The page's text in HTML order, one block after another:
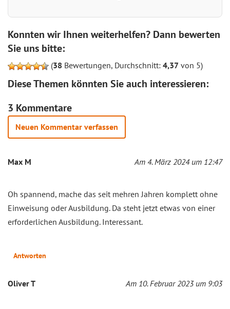
Konnten wir Ihnen weiterhelfen? Dann bewerten
Sie uns bitte:
(38 Bewertungen, Durchschnitt: 4,37 von 5)
Diese Themen könnten Sie auch interessieren:
3 Kommentare
Neuen Kommentar verfassen
Max M Am 4. März 2024 um 12:47
Oh spannend, mache das seit mehren Jahren komplett ohne
Einweisung oder Ausbildung. Da steht jetzt etwas von einer
erforderlichen Ausbildung. Interessant.
Antworten
Oliver T Am 10. Februar 2023 um 9:03